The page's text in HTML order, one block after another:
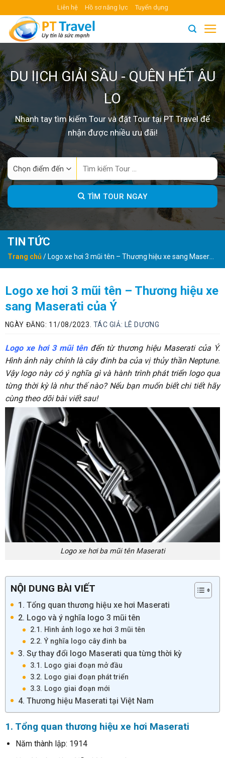
content
Liên hệ Hồ sơ năng lực Tuyển dụng
DU lỊCH GIẢI SẦU - QUÊN HẾT ÂU
LO
Nhanh tay tìm kiếm Tour và đặt Tour tại PT Travel để
nhận được nhiều ưu đãi!
TÌM TOUR NGAY
TIN TỨC
Trang chủ/Logo xe hơi 3 mũi tên – Thương hiệu xe sang Maserati
của Ý
Logo xe hơi 3 mũi tên – Thương hiệu xe
sang Maserati của Ý
NGÀY ĐĂNG: 11/08/2023. TÁC GIẢ: LÊ DƯƠNG
Logo xe hơi 3 mũi tênđến từ thương hiệu Maserati của Ý.
Hình ảnh này chính là cây đinh ba của vị thủy thần Neptune.
Vậy logo này có ý nghĩa gì và hành trình phát triển logo qua
từng thời kỳ là như thế nào? Nếu bạn muốn biết chi tiết hãy
cùng theo dõi bài viết sau!
Logo xe hơi ba mũi tên Maserati
NỘI DUNG BÀI VIẾT
1. Tổng quan thương hiệu xe hơi Maserati
2. Logo và ý nghĩa logo 3 mũi tên
2.1. Hình ảnh logo xe hơi 3 mũi tên
2.2. Ý nghĩa logo cây đinh ba
3. Sự thay đổi logo Maserati qua từng thời kỳ
3.1. Logo giai đoạn mở đầu
3.2. Logo giai đoạn phát triển
3.3. Logo giai đoạn mới
4. Thương hiệu Maserati tại Việt Nam
1. Tổng quan thương hiệu xe hơi Maserati
Năm thành lập: 1914